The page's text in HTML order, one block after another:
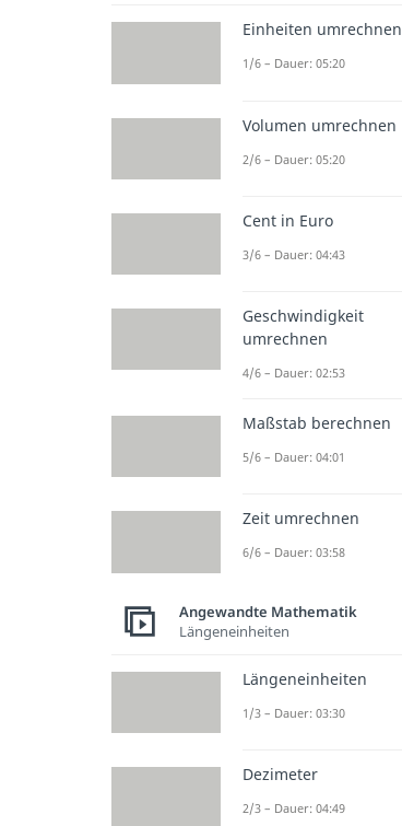
Einheiten umrechnen
1/6 – Dauer: 05:20
Volumen umrechnen
2/6 – Dauer: 05:20
Cent in Euro
3/6 – Dauer: 04:43
Geschwindigkeit
umrechnen
4/6 – Dauer: 02:53
Maßstab berechnen
5/6 – Dauer: 04:01
Zeit umrechnen
6/6 – Dauer: 03:58
Angewandte Mathematik
Längeneinheiten
Längeneinheiten
1/3 – Dauer: 03:30
Dezimeter
2/3 – Dauer: 04:49